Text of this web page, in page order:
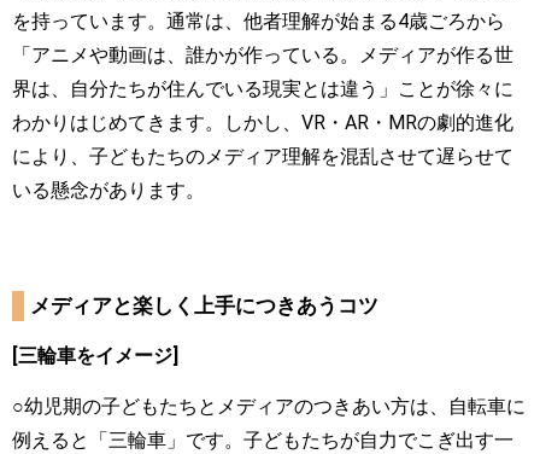
を持っています。通常は、他者理解が始まる4歳ごろから
「アニメや動画は、誰かが作っている。メディアが作る世
界は、自分たちが住んでいる現実とは違う」ことが徐々に
わかりはじめてきます。しかし、VR・AR・MRの劇的進化
により、子どもたちのメディア理解を混乱させて遅らせて
いる懸念があります。
メディアと楽しく上手につきあうコツ
[三輪車をイメージ]
○幼児期の子どもたちとメディアのつきあい方は、自転車に
例えると「三輪車」です。子どもたちが自力でこぎ出す一